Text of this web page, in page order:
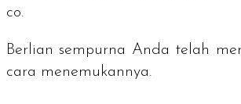
co.
Berlian sempurna Anda telah
cara menemukannya.